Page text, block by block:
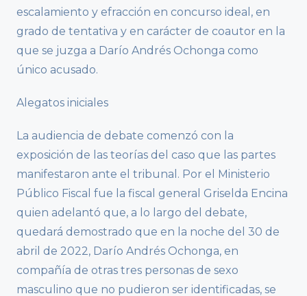
escalamiento y efracción en concurso ideal, en
grado de tentativa y en carácter de coautor en la
que se juzga a Darío Andrés Ochonga como
único acusado.
Alegatos iniciales
La audiencia de debate comenzó con la
exposición de las teorías del caso que las partes
manifestaron ante el tribunal. Por el Ministerio
Público Fiscal fue la fiscal general Griselda Encina
quien adelantó que, a lo largo del debate,
quedará demostrado que en la noche del 30 de
abril de 2022, Darío Andrés Ochonga, en
compañía de otras tres personas de sexo
masculino que no pudieron ser identificadas, se